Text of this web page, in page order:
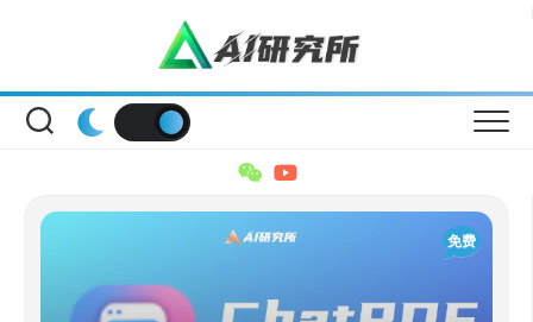
免费